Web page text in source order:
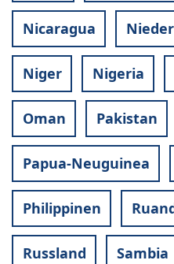
Nicaragua
Niger Nigeria
Oman Pakistan
Papua-Neuguinea
Philippinen
Russland Sambia